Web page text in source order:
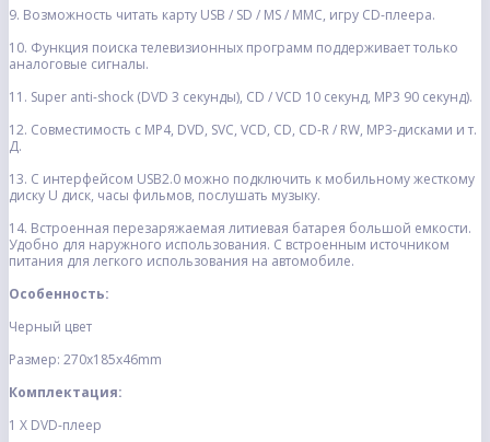
9. Возможность читать карту USB / SD / MS / MMC, игру CD-плеера.
10. Функция поиска телевизионных программ поддерживает только
аналоговые сигналы.
11. Super anti-shock (DVD 3 секунды), CD / VCD 10 секунд, MP3 90 секунд).
12. Совместимость с MP4, DVD, SVC, VCD, CD, CD-R / RW, MP3-дисками и т.
Д.
13. С интерфейсом USB2.0 можно подключить к мобильному жесткому
диску U диск, часы фильмов, послушать музыку.
14. Встроенная перезаряжаемая литиевая батарея большой емкости.
Удобно для наружного использования. С встроенным источником
питания для легкого использования на автомобиле.
Особенность:
Черный цвет
Размер: 270x185x46mm
Комплектация:
1 X DVD-плеер